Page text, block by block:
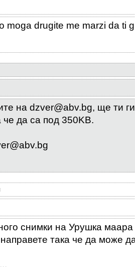
moga drugite me marzi da ti
на dzver@abv.bg, ще ти
че да са под 350KB.
снимки на Урушка
така че да може